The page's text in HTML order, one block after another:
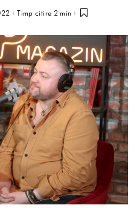
Timp citire 2 min